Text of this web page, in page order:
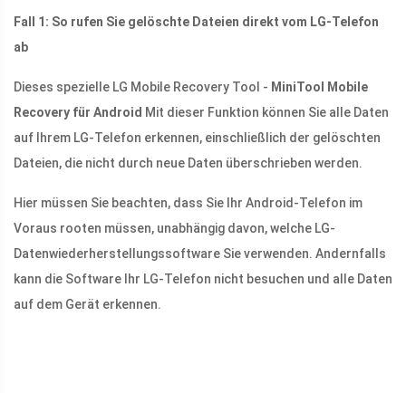
Fall 1: So rufen Sie gelöschte Dateien direkt vom LG-Telefon
ab
Dieses spezielle LG Mobile Recovery Tool - MiniTool Mobile
Recovery für Android Mit dieser Funktion können Sie alle Daten
auf Ihrem LG-Telefon erkennen, einschließlich der gelöschten
Dateien, die nicht durch neue Daten überschrieben werden.
Hier müssen Sie beachten, dass Sie Ihr Android-Telefon im
Voraus rooten müssen, unabhängig davon, welche LG-
Datenwiederherstellungssoftware Sie verwenden. Andernfalls
kann die Software Ihr LG-Telefon nicht besuchen und alle Daten
auf dem Gerät erkennen.